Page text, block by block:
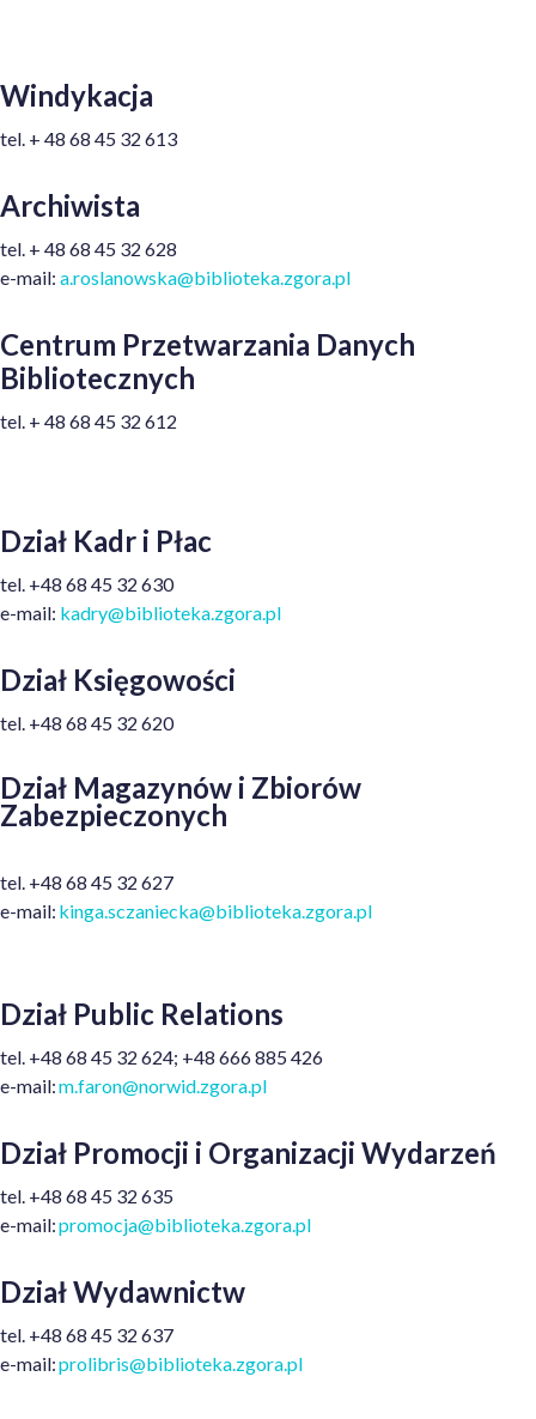
Windykacja
tel. + 48 68 45 32 613
Archiwista
tel. + 48 68 45 32 628
e-mail: a.roslanowska@biblioteka.zgora.pl
Centrum Przetwarzania Danych
Bibliotecznych
tel. + 48 68 45 32 612
Dział Kadr i Płac
tel. +48 68 45 32 630
e-mail: kadry@biblioteka.zgora.pl
Dział Księgowości
tel. +48 68 45 32 620
Dział Magazynów i Zbiorów
Zabezpieczonych
tel. +48 68 45 32 627
e-mail: kinga.sczaniecka@biblioteka.zgora.pl
Dział Public Relations
tel. +48 68 45 32 624; +48 666 885 426
e-mail:m.faron@norwid.zgora.pl
Dział Promocji i Organizacji Wydarzeń
tel. +48 68 45 32 635
e-mail:promocja@biblioteka.zgora.pl
Dział Wydawnictw
tel. +48 68 45 32 637
e-mail:prolibris@biblioteka.zgora.pl